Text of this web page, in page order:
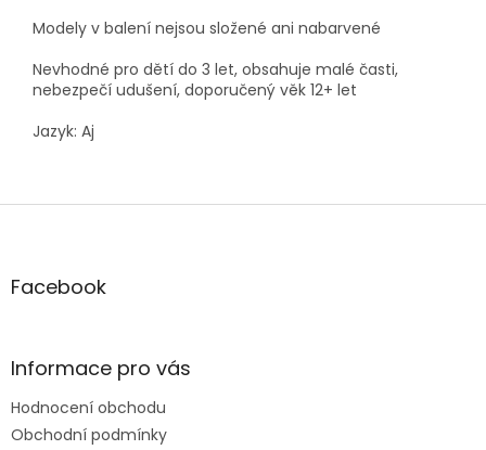
Modely v balení nejsou složené ani nabarvené
Nevhodné pro dětí do 3 let, obsahuje malé časti,
nebezpečí udušení, doporučený věk 12+ let
Jazyk: Aj
Z
aFacebook
Informace pro vás
Hodnocení obchodu
Obchodní podmínky